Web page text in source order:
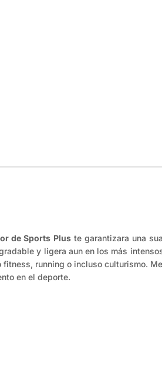
de Sports Pluste garantizara una
y ligera aun en los más
running o incluso culturismo.
en el deporte.